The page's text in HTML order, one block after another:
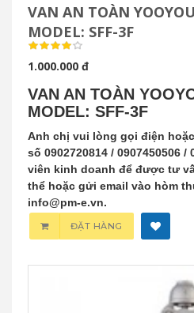
VAN AN TOÀN
MODEL: SFF-3F
1.000.000 đ
VAN AN TOÀN
MODEL: SFF-3F
Anh chị vui lòng gọi điện
số 0902720814 / 0907450506 /
viên kinh doanh để được tư
thể hoặc gửi email vào hòm
info@pm-e.vn.
ĐẶT HÀNG